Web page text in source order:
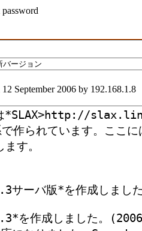
September 2006 by 192.168.1.8